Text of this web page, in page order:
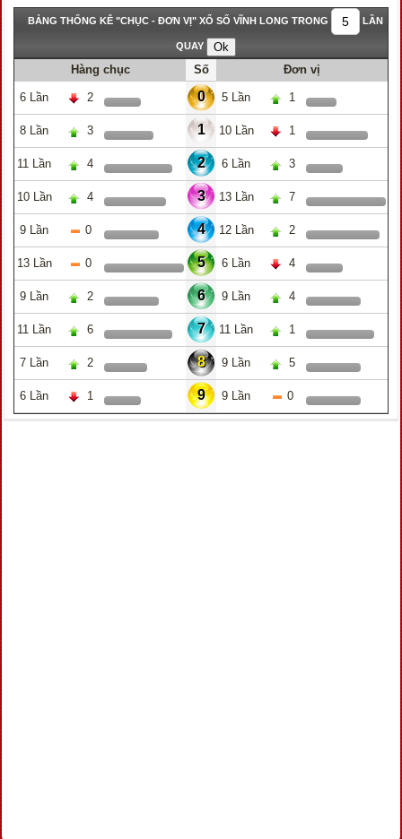
BẢNG THỐNG KÊ "CHỤC - ĐƠN VỊ" XỔ SỐ VĨNH LONG TRONG LẦN
QUAY
Hàng chục Số Đơn vị
6 Lần 2 0 5 Lần 1
8 Lần 3 1 10 Lần 1
11 Lần 4 2 6 Lần 3
10 Lần 4 3 13 Lần 7
9 Lần 0 4 12 Lần 2
13 Lần 0 5 6 Lần 4
9 Lần 2 6 9 Lần 4
11 Lần 6 7 11 Lần 1
7 Lần 2 8 9 Lần 5
6 Lần 1 9 9 Lần 0